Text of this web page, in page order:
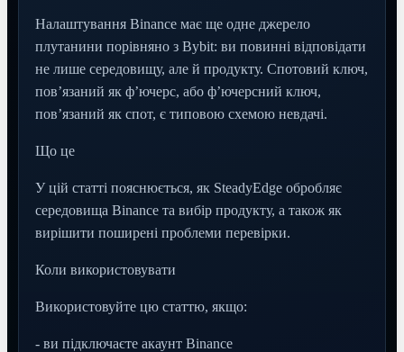
Налаштування Binance має ще одне джерело
плутанини порівняно з Bybit: ви повинні відповідати
не лише середовищу, але й продукту. Спотовий ключ,
пов’язаний як ф’ючерс, або ф’ючерсний ключ,
пов’язаний як спот, є типовою схемою невдачі.
Що це
У цій статті пояснюється, як SteadyEdge обробляє
середовища Binance та вибір продукту, а також як
вирішити поширені проблеми перевірки.
Коли використовувати
Використовуйте цю статтю, якщо:
- ви підключаєте акаунт Binance